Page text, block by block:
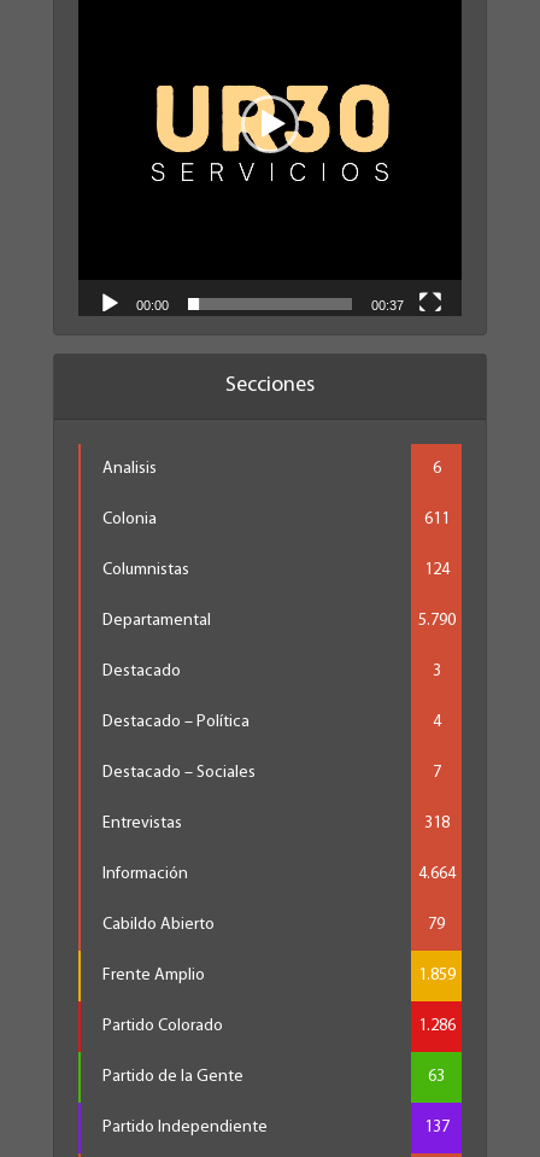
00:00 00:37
Secciones
Analisis 6
Colonia 611
Columnistas 124
Departamental 5.790
Destacado 3
Destacado – Política 4
Destacado – Sociales 7
Entrevistas 318
Información 4.664
Cabildo Abierto 79
Frente Amplio 1.859
Partido Colorado 1.286
Partido de la Gente 63
Partido Independiente 137